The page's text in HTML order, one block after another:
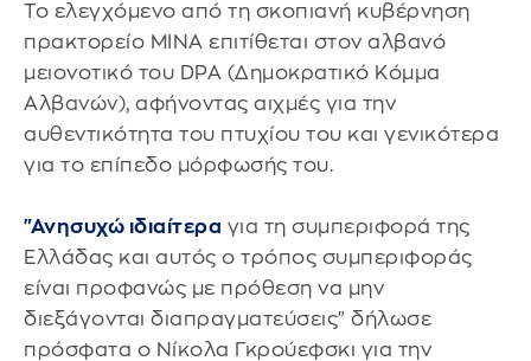
Το ελεγχόμενο από τη σκοπιανή κυβέρνηση
πρακτορείο MINA επιτίθεται στον αλβανό
μειονοτικό του DPA (Δημοκρατικό Κόμμα
Αλβανών), αφήνοντας αιχμές για την
αυθεντικότητα του πτυχίου του και γενικότερα
για το επίπεδο μόρφωσής του.
"Ανησυχώ ιδιαίτερα για τη συμπεριφορά της
Ελλάδας και αυτός ο τρόπος συμπεριφοράς
είναι προφανώς με πρόθεση να μην
διεξάγονται διαπραγματεύσεις" δήλωσε
πρόσφατα ο Νίκολα Γκρούεφσκι για την